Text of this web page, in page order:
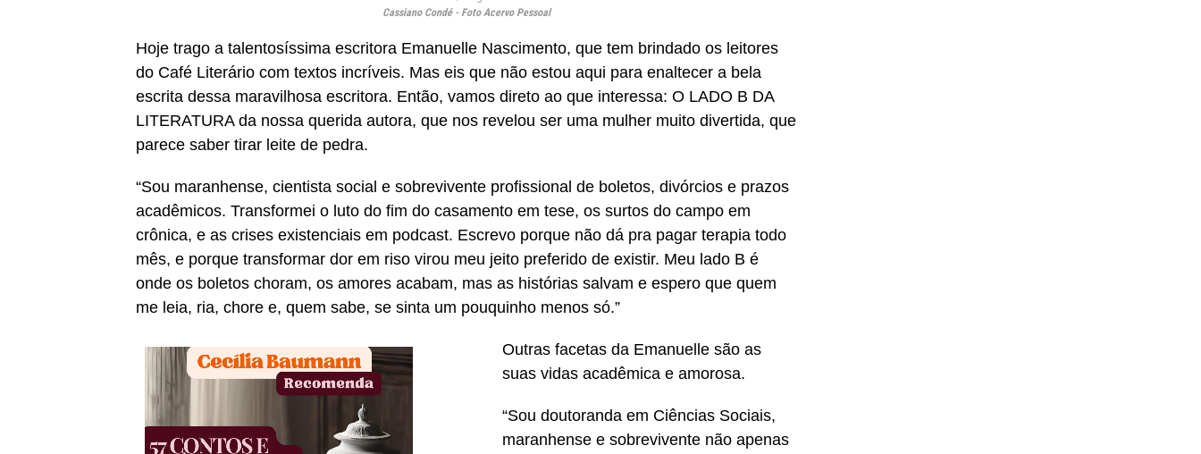
Cassiano Condé - Foto Acervo Pessoal
Hoje trago a talentosíssima escritora Emanuelle Nascimento, que tem brindado os leitores
do Café Literário com textos incríveis. Mas eis que não estou aqui para enaltecer a bela
escrita dessa maravilhosa escritora. Então, vamos direto ao que interessa: O LADO B DA
LITERATURA da nossa querida autora, que nos revelou ser uma mulher muito divertida, que
parece saber tirar leite de pedra.
“Sou maranhense, cientista social e sobrevivente profissional de boletos, divórcios e prazos
acadêmicos. Transformei o luto do fim do casamento em tese, os surtos do campo em
crônica, e as crises existenciais em podcast. Escrevo porque não dá pra pagar terapia todo
mês, e porque transformar dor em riso virou meu jeito preferido de existir. Meu lado B é
onde os boletos choram, os amores acabam, mas as histórias salvam e espero que quem
me leia, ria, chore e, quem sabe, se sinta um pouquinho menos só.”
Outras facetas da Emanuelle são as
suas vidas acadêmica e amorosa.
“Sou doutoranda em Ciências Sociais,
maranhense e sobrevivente não apenas